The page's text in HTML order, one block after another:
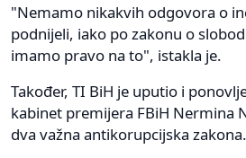
"Nemamo nikakvih odgovora o
podnijeli, iako po zakonu o
imamo pravo na to", istakla je.
Također, TI BiH je uputio i
kabinet premijera FBiH Nermina
dva važna antikorupcijska zakona.